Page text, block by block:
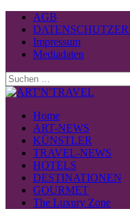
AGB
Impressum
Mediadaten
Suchen
nach:
Home
ART-NEWS
KÜNSTLER
TRAVEL-NEWS
HOTELS
DESTINATIONEN
GOURMET
The Luxury Zone